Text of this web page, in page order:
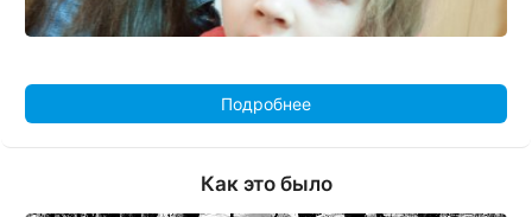
Подробнее
Как это было